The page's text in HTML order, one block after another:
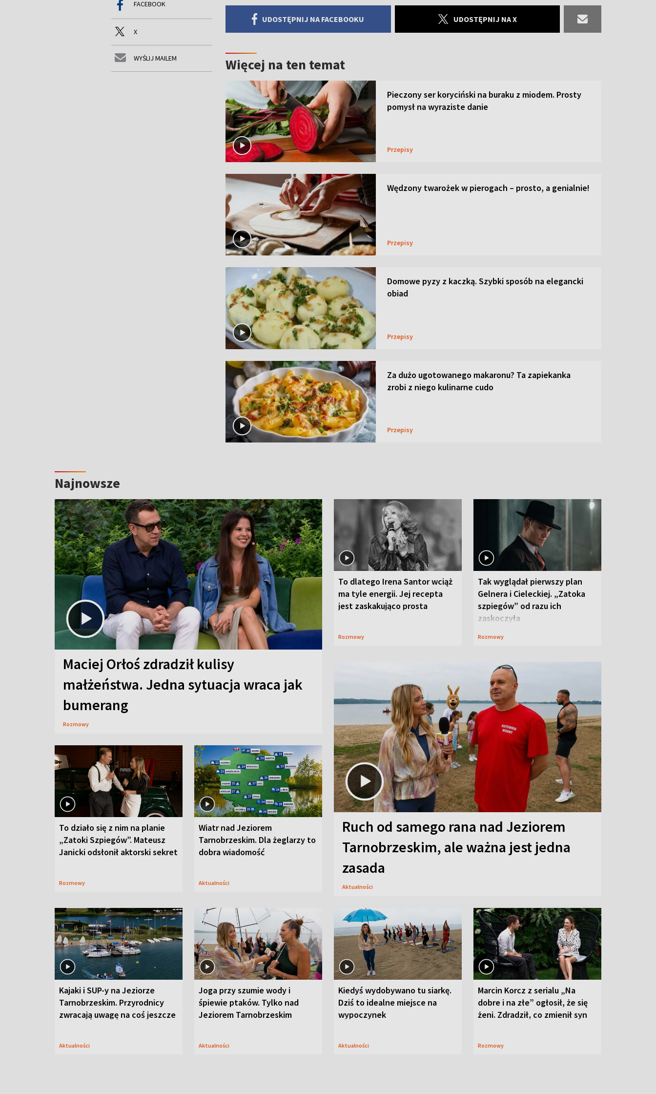
FACEBOOK
X
WYŚLIJ MAILEM
UDOSTĘPNIJ NA FACEBOOKU UDOSTĘPNIJ NA X
Więcej na ten temat
Pieczony ser koryciński na buraku z miodem. Prosty
pomysł na wyraziste danie
Przepisy
Wędzony twarożek w pierogach – prosto, a genialnie!
Przepisy
Domowe pyzy z kaczką. Szybki sposób na elegancki
obiad
Przepisy
Za dużo ugotowanego makaronu? Ta zapiekanka
zrobi z niego kulinarne cudo
Przepisy
Najnowsze
Maciej Orłoś zdradził kulisy
małżeństwa. Jedna sytuacja wraca jak
bumerang
Rozmowy
To dlatego Irena Santor wciąż
ma tyle energii. Jej recepta
jest zaskakująco prosta
Rozmowy
Tak wyglądał pierwszy plan
Gelnera i Cieleckiej. „Zatoka
szpiegów” od razu ich
zaskoczyła
Rozmowy
To działo się z nim na planie
„Zatoki Szpiegów”. Mateusz
Janicki odsłonił aktorski sekret
Rozmowy
Wiatr nad Jeziorem
Tarnobrzeskim. Dla żeglarzy to
dobra wiadomość
Aktualności
Ruch od samego rana nad Jeziorem
Tarnobrzeskim, ale ważna jest jedna
zasada
Aktualności
Kajaki i SUP-y na Jeziorze
Tarnobrzeskim. Przyrodnicy
zwracają uwagę na coś jeszcze
Aktualności
Joga przy szumie wody i
śpiewie ptaków. Tylko nad
Jeziorem Tarnobrzeskim
Aktualności
Kiedyś wydobywano tu siarkę.
Dziś to idealne miejsce na
wypoczynek
Aktualności
Marcin Korcz z serialu „Na
dobre i na złe” ogłosił, że się
żeni. Zdradził, co zmienił syn
Rozmowy